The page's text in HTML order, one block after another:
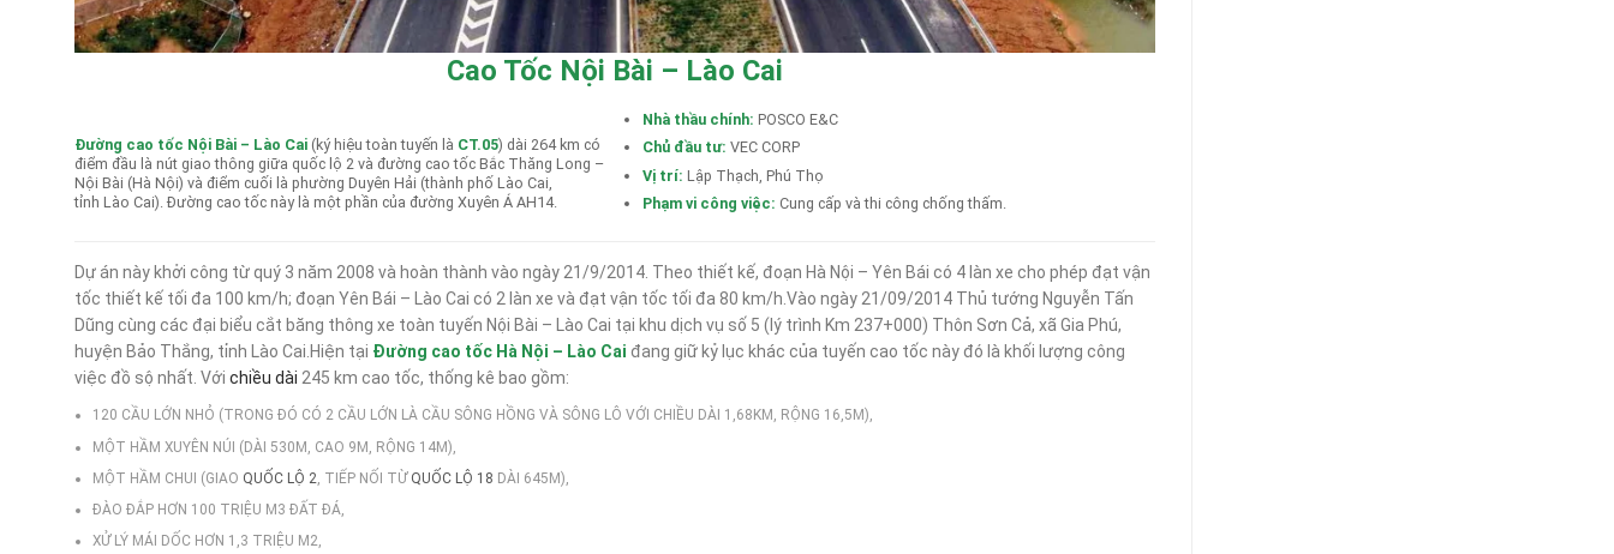
Cao Tốc Nội Bài – Lào Cai
Đường cao tốc Nội Bài – Lào Cai (ký hiệu toàn tuyến là CT.05) dài 264 km có
điểm đầu là nút giao thông giữa quốc lộ 2 và đường cao tốc Bắc Thăng Long –
Nội Bài (Hà Nội) và điểm cuối là phường Duyên Hải (thành phố Lào Cai,
tỉnh Lào Cai). Đường cao tốc này là một phần của đường Xuyên Á AH14.
Nhà thầu chính: POSCO E&C
Chủ đầu tư: VEC CORP
Vị trí: Lập Thạch, Phú Thọ
Phạm vi công việc: Cung cấp và thi công chống thấm.
Dự án này khởi công từ quý 3 năm 2008 và hoàn thành vào ngày 21/9/2014. Theo thiết kế, đoạn Hà Nội – Yên Bái có 4 làn xe cho phép đạt vận
tốc thiết kế tối đa 100 km/h; đoạn Yên Bái – Lào Cai có 2 làn xe và đạt vận tốc tối đa 80 km/h.Vào ngày 21/09/2014 Thủ tướng Nguyễn Tấn
Dũng cùng các đại biểu cắt băng thông xe toàn tuyến Nội Bài – Lào Cai tại khu dịch vụ số 5 (lý trình Km 237+000) Thôn Sơn Cả, xã Gia Phú,
huyện Bảo Thắng, tỉnh Lào Cai.Hiện tại Đường cao tốc Hà Nội – Lào Cai đang giữ kỷ lục khác của tuyến cao tốc này đó là khối lượng công
việc đồ sộ nhất. Với chiều dài 245 km cao tốc, thống kê bao gồm:
120 CẦU LỚN NHỎ (TRONG ĐÓ CÓ 2 CẦU LỚN LÀ CẦU SÔNG HỒNG VÀ SÔNG LÔ VỚI CHIỀU DÀI 1,68KM, RỘNG 16,5M),
MỘT HẦM XUYÊN NÚI (DÀI 530M, CAO 9M, RỘNG 14M),
MỘT HẦM CHUI (GIAO QUỐC LỘ 2 , TIẾP NỐI TỪ QUỐC LỘ 18 DÀI 645M),
ĐÀO ĐẮP HƠN 100 TRIỆU M3 ĐẤT ĐÁ,
XỬ LÝ MÁI DỐC HƠN 1,3 TRIỆU M2,